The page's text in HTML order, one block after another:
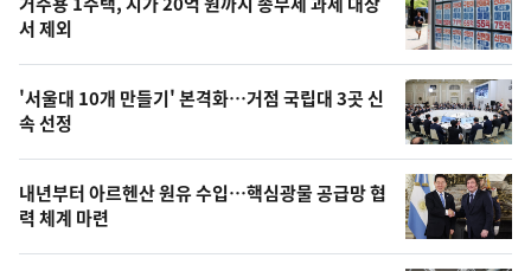
최
신,
오
늘
의
영
상
뉴
스
서 제외
'서울대 10개 만들기' 본격화…거점 국립대 3곳 신
속 선정
내년부터 아르헨산 원유 수입…핵심광물 공급망 협
력 체계 마련